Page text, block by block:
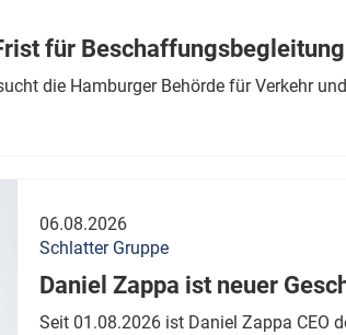
für Beschaffungsbegleitung
die Hamburger Behörde für Verkehr
06.08.2026
Schlatter Gruppe
Daniel Zappa ist neuer
Seit 01.08.2026 ist Daniel Zappa CEO